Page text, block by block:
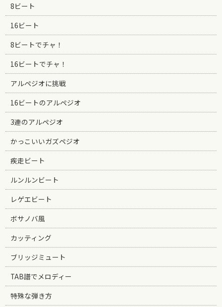
8ビート
16ビート
8ビートでチャ！
16ビートでチャ！
アルペジオに挑戦
16ビートのアルペジオ
3連のアルペジオ
かっこいいガズペジオ
疾走ビート
ルンルンビート
レゲエビート
ボサノバ風
カッティング
ブリッジミュート
TAB譜でメロディー
特殊な弾き方